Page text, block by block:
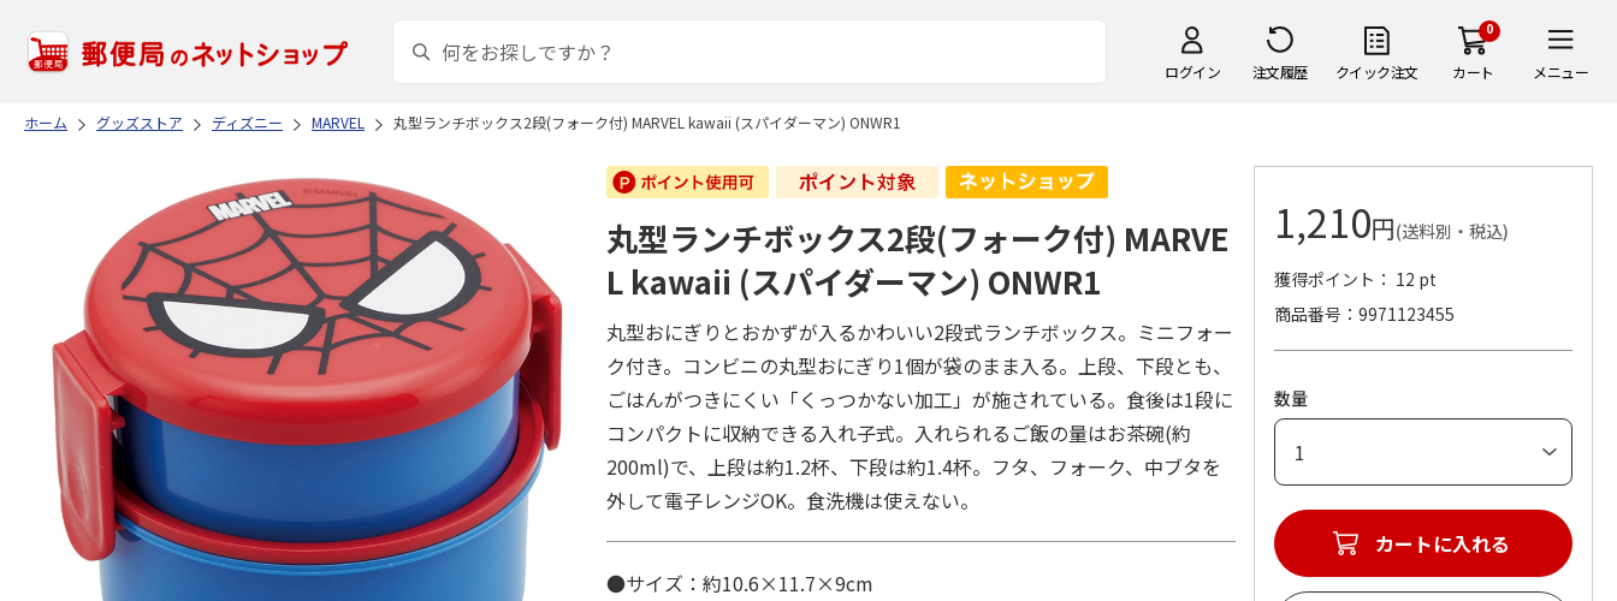
ログイン 注文履歴 クイック注文
0
カート メニュー
ホーム グッズストア ディズニー MARVEL 丸型ランチボックス2段(フォーク付) MARVEL kawaii (スパイダーマン) ONWR1
丸型ランチボックス2段(フォーク付) MARVE
L kawaii (スパイダーマン) ONWR1
丸型おにぎりとおかずが入るかわいい2段式ランチボックス。ミニフォー
ク付き。コンビニの丸型おにぎり1個が袋のまま入る。上段、下段とも、
ごはんがつきにくい「くっつかない加工」が施されている。食後は1段に
コンパクトに収納できる入れ子式。入れられるご飯の量はお茶碗(約
200ml)で、上段は約1.2杯、下段は約1.4杯。フタ、フォーク、中ブタを
外して電子レンジOK。食洗機は使えない。
●サイズ：約10.6×11.7×9cm
1,210円(送料別・税込)
獲得ポイント： 12 pt
商品番号
9971123455
数量
カートに入れる